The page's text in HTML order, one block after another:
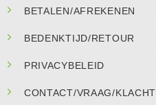
BETALEN/AFREKENEN
BEDENKTIJD/RETOUR
PRIVACYBELEID
CONTACT/VRAAG/KLACHT